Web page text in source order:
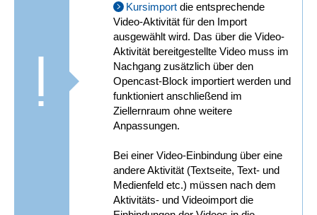
Kursimportdie entsprechende
Video-Aktivität für den Import
ausgewählt wird. Das über die Video-
Aktivität bereitgestellte Video muss im
Nachgang zusätzlich über den
Opencast-Block importiert werden und
funktioniert anschließend im
Ziellernraum ohne weitere
Anpassungen.
Bei einer Video-Einbindung über eine
andere Aktivität (Textseite, Text- und
Medienfeld etc.) müssen nach dem
Aktivitäts- und Videoimport die